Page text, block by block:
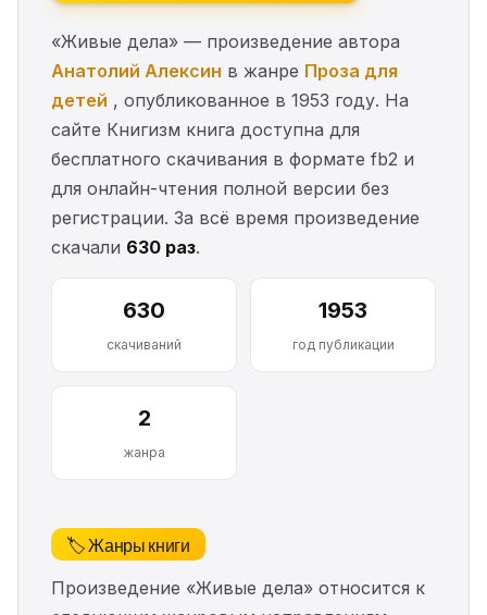
«Живые дела» — произведение автора
Анатолий Алексин в жанре Проза для
детей , опубликованное в 1953 году. На
сайте Книгизм книга доступна для
бесплатного скачивания в формате fb2 и
для онлайн-чтения полной версии без
регистрации. За всё время произведение
скачали 630 раз.
630
скачиваний
1953
год публикации
2
жанра
🏷️ Жанры книги
Произведение «Живые дела» относится к